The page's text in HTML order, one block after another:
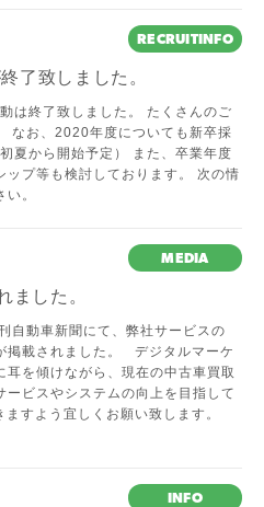
RECRUITINFO
了致しました。
は終了致しました。 たくさんのご
なお、2020年度についても新卒採
夏から開始予定） また、卒業年度
ップ等も検討しております。 次の情
。
MEDIA
ました。
自動車新聞にて、弊社サービスの
掲載されました。 デジタルマーケ
耳を傾けながら、現在の中古車買取
ビスやシステムの向上を目指して
すよう宜しくお願い致します。
INFO